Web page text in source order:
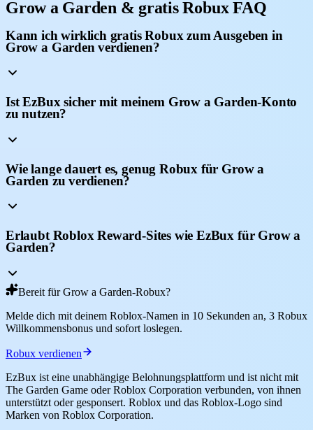
Grow a Garden & gratis Robux FAQ
Kann ich wirklich gratis Robux zum Ausgeben in
Grow a Garden verdienen?
Ist EzBux sicher mit meinem Grow a Garden-Konto
zu nutzen?
Wie lange dauert es, genug Robux für Grow a
Garden zu verdienen?
Erlaubt Roblox Reward-Sites wie EzBux für Grow a
Garden?
Bereit für Grow a Garden-Robux?
Melde dich mit deinem Roblox-Namen in 10 Sekunden an, 3 Robux
Willkommensbonus und sofort loslegen.
Robux verdienen
EzBux ist eine unabhängige Belohnungsplattform und ist nicht mit
The Garden Game oder Roblox Corporation verbunden, von ihnen
unterstützt oder gesponsert. Roblox und das Roblox-Logo sind
Marken von Roblox Corporation.